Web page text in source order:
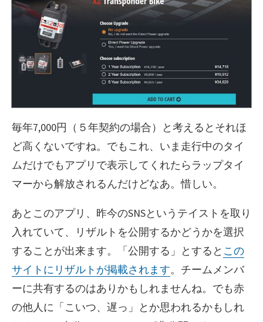
毎年7,000円（５年契約の場合）と考えるとそれほ
ど高くないですね。でもこれ、いま走行中のタイ
ムだけでもアプリで表示してくれたらラップタイ
マーから解放されるんだけどなあ。惜しい。
あとこのアプリ、昨今のSNSというテイストを取り
入れていて、リザルトを公開するかどうかを選択
することが出来ます。「公開する」とすると この
サイトにリザルトが掲載されます。チームメンバ
ーに共有するのはありかもしれませんね。でも赤
の他人に「こいつ、遅っ」とか思われるかもしれ